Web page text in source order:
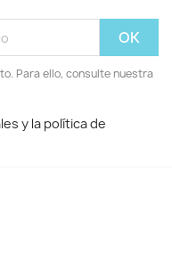
Para ello, consulte nuestra
y la política de